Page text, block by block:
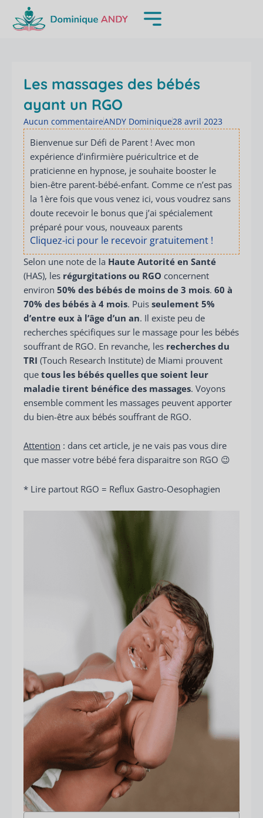
contenu
Les massages des bébés
ayant un RGO
Aucun commentaireANDY Dominique28 avril 2023
Bienvenue sur Défi de Parent ! Avec mon
expérience d’infirmière puéricultrice et de
praticienne en hypnose, je souhaite booster le
bien-être parent-bébé-enfant. Comme ce n’est pas
la 1ère fois que vous venez ici, vous voudrez sans
doute recevoir le bonus que j’ai spécialement
préparé pour vous, nouveaux parents
Cliquez-ici pour le recevoir gratuitement !
Selon une note de la Haute Autorité en Santé
(HAS), les régurgitations ou RGO concernent
environ 50% des bébés de moins de 3 mois. 60 à
70% des bébés à 4 mois. Puis seulement 5%
d’entre eux à l’âge d’un an. Il existe peu de
recherches spécifiques sur le massage pour les bébés
souffrant de RGO. En revanche, les recherches du
TRI (Touch Research Institute) de Miami prouvent
que tous les bébés quelles que soient leur
maladie tirent bénéfice des massages. Voyons
ensemble comment les massages peuvent apporter
du bien-être aux bébés souffrant de RGO.
Attention : dans cet article, je ne vais pas vous dire
que masser votre bébé fera disparaitre son RGO 😉
* Lire partout RGO = Reflux Gastro-Oesophagien